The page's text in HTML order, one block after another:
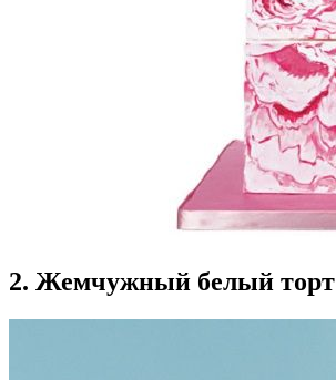
2. Жемчужный белый торт